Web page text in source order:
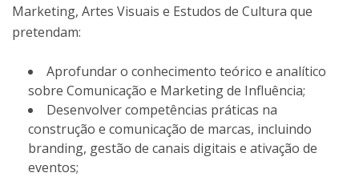
Marketing, Artes Visuais e Estudos de Cultura que
pretendam:
Aprofundar o conhecimento teórico e analítico
sobre Comunicação e Marketing de Influência;
Desenvolver competências práticas na
construção e comunicação de marcas, incluindo
branding, gestão de canais digitais e ativação de
eventos;